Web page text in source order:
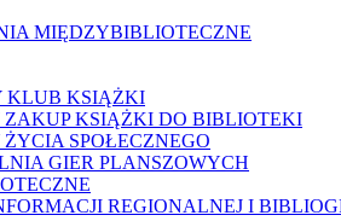
MIĘDZYBIBLIOTECZNE
KLUB KSIĄŻKI
ZAKUP KSIĄŻKI DO BIBLIOTEKI
SPOŁECZNEGO
GIER PLANSZOWYCH
REGIONALNEJ I